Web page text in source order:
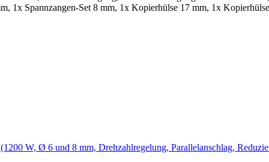
1x Spannzangen-Set 8 mm, 1x Kopierhülse 17 mm, 1x
W, Ø 6 und 8 mm, Drehzahlregelung, Parallelanschlag,